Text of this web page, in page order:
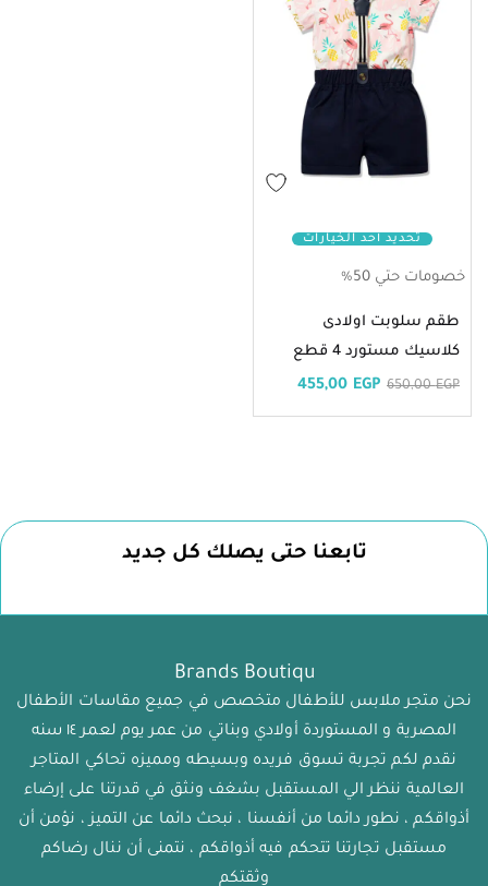
تحديد أحد الخيارات
خصومات حتي 50%
طقم سلوبت اولادى
كلاسيك مستورد 4 قطع
650,00EGP
455,00 EGP
تابعنا حتى يصلك كل جديد
Brands Boutiqu
نحن متجر ملابس للأطفال متخصص في جميع مقاسات الأطفال
المصرية و المستوردة أولادي وبناتي من عمر يوم لعمر ١٤ سنه
نقدم لكم تجربة تسوق فريده وبسيطه ومميزه تحاكي المتاجر
العالمية ننظر الي المستقبل بشغف ونثق في قدرتنا على إرضاء
أذواقكم ، نطور دائما من أنفسنا ، نبحث دائما عن التميز ، نؤمن أن
مستقبل تجارتنا تتحكم فيه أذواقكم ، نتمنى أن ننال رضاكم
وثقتكم